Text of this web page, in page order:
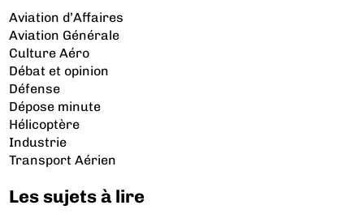
Aviation d’Affaires
Aviation Générale
Culture Aéro
Débat et opinion
Défense
Dépose minute
Hélicoptère
Industrie
Transport Aérien
Les sujets à lire